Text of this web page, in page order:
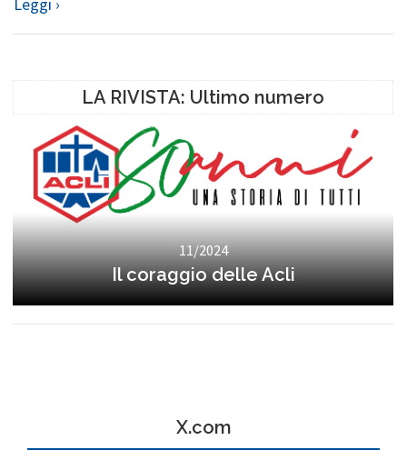
LA RIVISTA: Ultimo numero
11/2024
Il coraggio delle Acli
X.com